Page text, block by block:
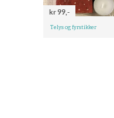
kr 99,-
Telys og fyrstikker